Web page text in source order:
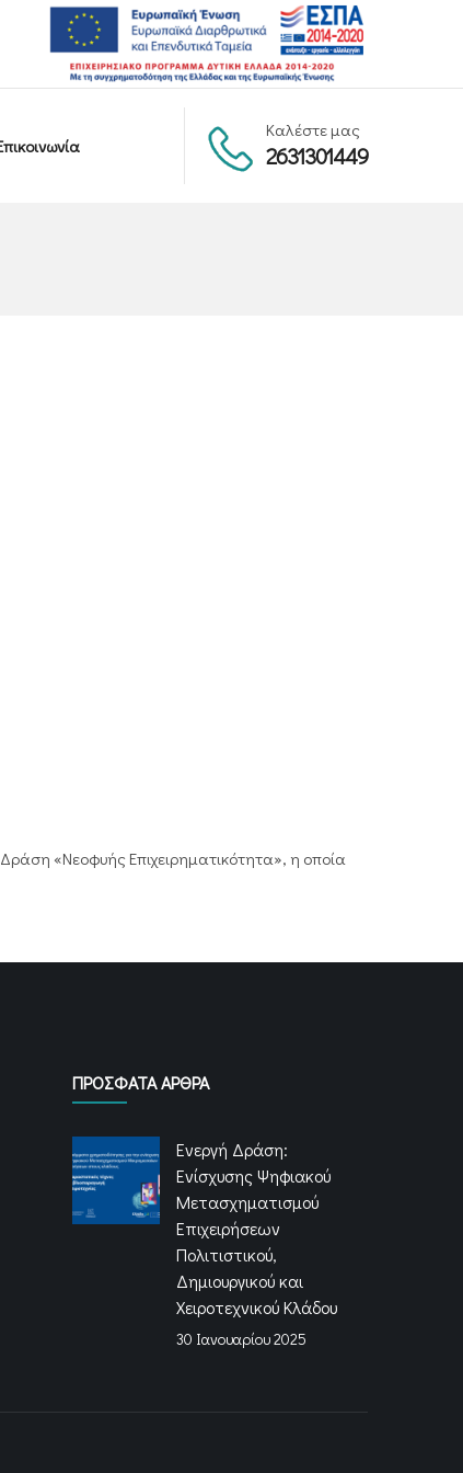
Καλέστε μας
2631301449
«Νεοφυής Επιχειρηματικότητα», η οποία
ΠΡΌΣΦΑΤΑ ΆΡΘΡΑ
Ενεργή Δράση:
Ενίσχυσης Ψηφιακού
Μετασχηματισμού
Επιχειρήσεων
Πολιτιστικού,
Δημιουργικού και
Χειροτεχνικού Κλάδου
30 Ιανουαρίου 2025